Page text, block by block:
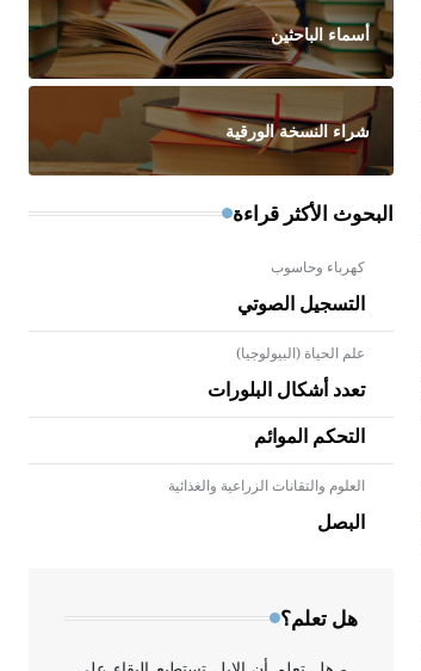
أسماء الباحثين
شراء النسخة الورقية
البحوث الأكثر قراءة
كهرباء وحاسوب
التسجيل الصوتي
علم الحياة (البيولوجيا)
تعدد أشكال البلورات
التحكم الموائم
العلوم والتقانات الزراعية والغذائية
البصل
هل تعلم؟
- هل تعلم أن الأبلق نوع من الفنون
الهندسية التي ارتبطت بالعمارة
الإسلامية في بلاد الشام ومصر خاصة،